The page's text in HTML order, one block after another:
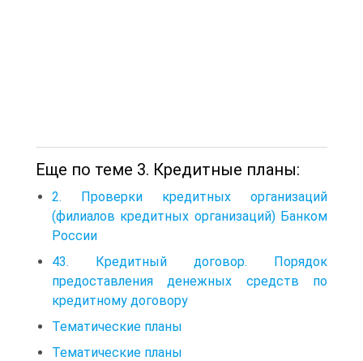
Еще по теме 3. Кредитные планы:
2. Проверки кредитных организаций
(филиалов кредитных организаций) Банком
России
43. Кредитный договор. Порядок
предоставления денежных средств по
кредитному договору
Тематические планы
Тематические планы